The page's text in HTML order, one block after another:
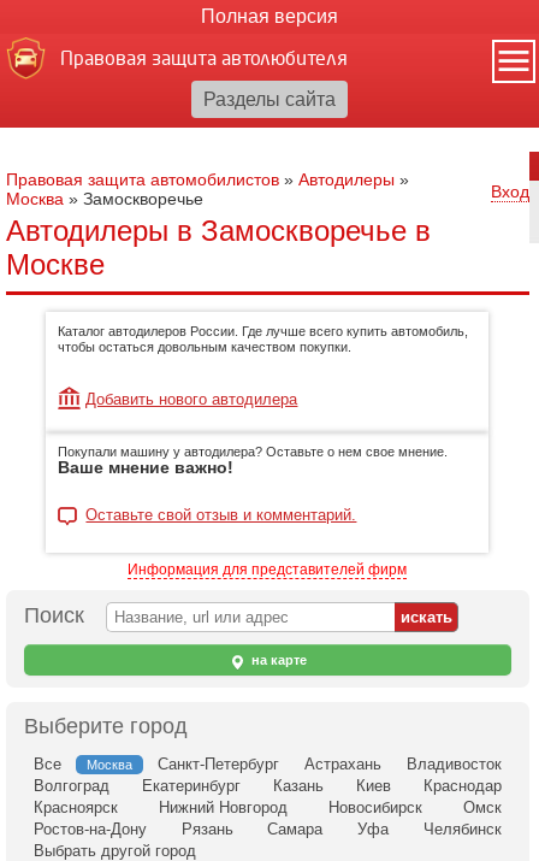
Полная версия
Правовая защита автолюбителя
Правовая защита автомобилистов » Автодилеры »
Москва » Замоскворечье Вход
Автодилеры в Замоскворечье в
Москве
Каталог автодилеров России. Где лучше всего купить автомобиль,
чтобы остаться довольным качеством покупки.
Добавить нового автодилера
Покупали машину у автодилера? Оставьте о нем свое мнение.
Ваше мнение важно!
Оставьте свой отзыв и комментарий.
Информация для представителей фирм
Поиск
на карте
Выберите город
Все Москва Санкт-Петербург Астрахань
Владивосток
Волгоград
Екатеринбург Казань Киев
Краснодар
Красноярск
Нижний Новгород Новосибирск
Омск
Ростов-на-Дону
Рязань Самара Уфа
Челябинск
Выбрать другой город